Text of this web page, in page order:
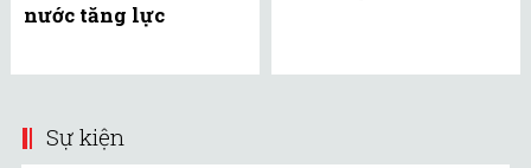
nước tăng lực
Sự kiện